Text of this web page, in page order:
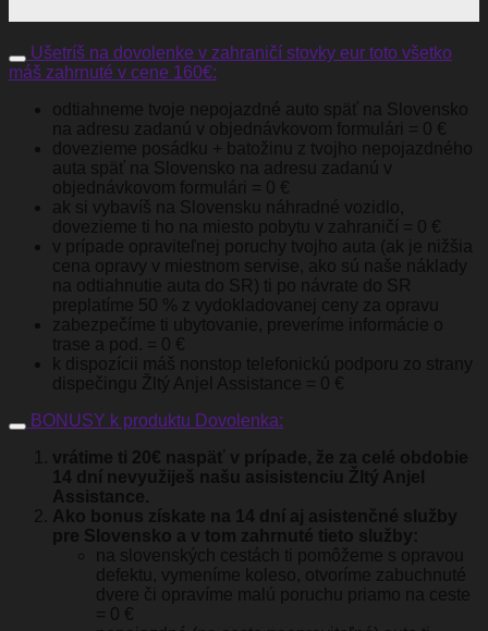
Ušetríš na dovolenke v zahraničí stovky eur toto všetko
máš zahrnuté v cene 160€:
odtiahneme tvoje nepojazdné auto späť na Slovensko
na adresu zadanú v objednávkovom formulári = 0 €
dovezieme posádku + batožinu z tvojho nepojazdného
auta späť na Slovensko na adresu zadanú v
objednávkovom formulári = 0 €
ak si vybavíš na Slovensku náhradné vozidlo,
dovezieme ti ho na miesto pobytu v zahraničí = 0 €
v prípade opraviteľnej poruchy tvojho auta (ak je nižšia
cena opravy v miestnom servise, ako sú naše náklady
na odtiahnutie auta do SR) ti po návrate do SR
preplatíme 50 % z vydokladovanej ceny za opravu
zabezpečíme ti ubytovanie, preveríme informácie o
trase a pod. = 0 €
k dispozícii máš nonstop telefonickú podporu zo strany
dispečingu Žltý Anjel Assistance = 0 €
BONUSY k produktu Dovolenka:
vrátime ti 20€ naspäť v prípade, že za celé obdobie
14 dní nevyužiješ našu asisistenciu Žltý Anjel
Assistance.
Ako bonus získate na 14 dní aj asistenčné služby
pre Slovensko a v tom zahrnuté tieto služby:
na slovenských cestách ti pomôžeme s opravou
defektu, vymeníme koleso, otvoríme zabuchnuté
dvere či opravíme malú poruchu priamo na ceste
= 0 €